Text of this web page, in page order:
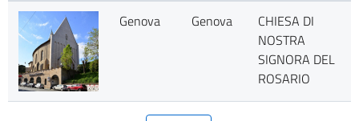
Genova Genova
CHIESA DI
NOSTRA
SIGNORA DEL
ROSARIO